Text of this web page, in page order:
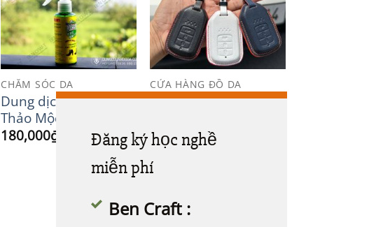
Add to
Wishlist
CHĂM SÓC DA
Dung dịch chống mốc
Thảo Mộc
180,000₫
Add to
Wishlist
CỬA HÀNG ĐỒ DA
Bao da chìa khóa ô tô
Đăng ký học nghề
miễn phí
Ben Craft :